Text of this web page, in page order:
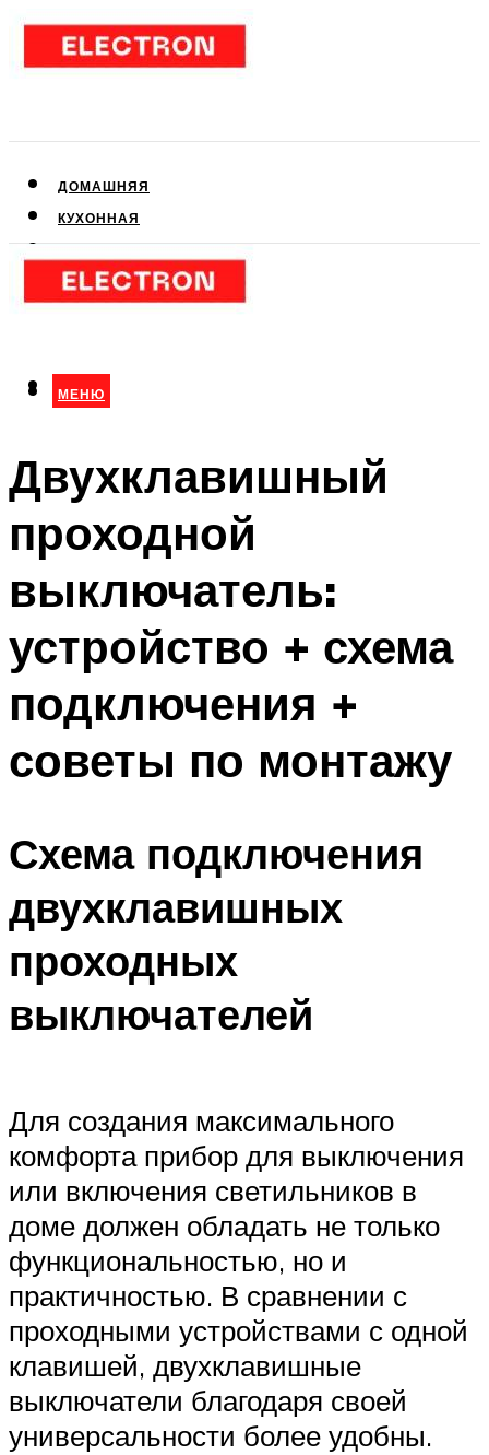
ДОМАШНЯЯ
КУХОННАЯ
КЛИМАТИЧЕСКАЯ
МЕНЮ
МЕНЮ
Двухклавишный
проходной
выключатель:
устройство + схема
подключения +
советы по монтажу
Схема подключения
двухклавишных
проходных
выключателей
Для создания максимального
комфорта прибор для выключения
или включения светильников в
доме должен обладать не только
функциональностью, но и
практичностью. В сравнении с
проходными устройствами с одной
клавишей, двухклавишные
выключатели благодаря своей
универсальности более удобны.